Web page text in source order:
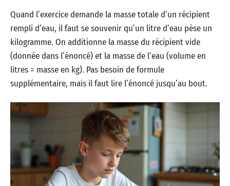
Quand l’exercice demande la masse totale d’un récipient
rempli d’eau, il faut se souvenir qu’un litre d’eau pèse un
kilogramme. On additionne la masse du récipient vide
(donnée dans l’énoncé) et la masse de l’eau (volume en
litres = masse en kg). Pas besoin de formule
supplémentaire, mais il faut lire l’énoncé jusqu’au bout.